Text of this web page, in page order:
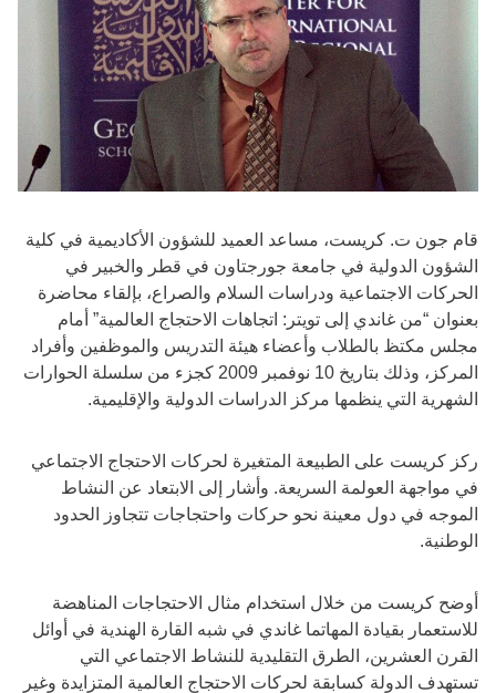
قام جون ت. كريست، مساعد العميد للشؤون الأكاديمية في كلية
الشؤون الدولية في جامعة جورجتاون في قطر والخبير في
الحركات الاجتماعية ودراسات السلام والصراع، بإلقاء محاضرة
بعنوان “من غاندي إلى تويتر: اتجاهات الاحتجاج العالمية” أمام
مجلس مكتظ بالطلاب وأعضاء هيئة التدريس والموظفين وأفراد
المركز، وذلك بتاريخ 10 نوفمبر 2009 كجزء من سلسلة الحوارات
الشهرية التي ينظمها مركز الدراسات الدولية والإقليمية.
ركز كريست على الطبيعة المتغيرة لحركات الاحتجاج الاجتماعي
في مواجهة العولمة السريعة. وأشار إلى الابتعاد عن النشاط
الموجه في دول معينة نحو حركات واحتجاجات تتجاوز الحدود
الوطنية.
أوضح كريست من خلال استخدام مثال الاحتجاجات المناهضة
للاستعمار بقيادة المهاتما غاندي في شبه القارة الهندية في أوائل
القرن العشرين، الطرق التقليدية للنشاط الاجتماعي التي
تستهدف الدولة كسابقة لحركات الاحتجاج العالمية المتزايدة وغير